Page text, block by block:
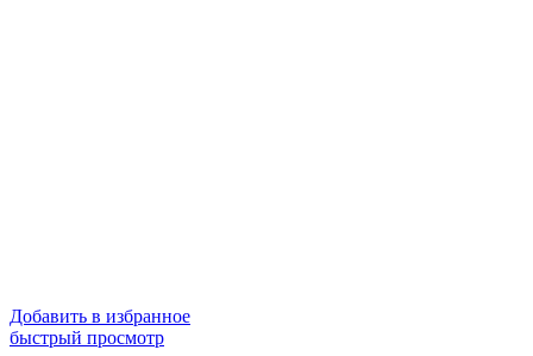
Добавить в избранное
быстрый просмотр